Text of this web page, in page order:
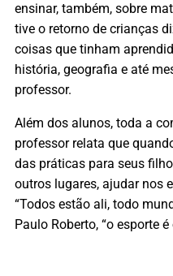
ensinar, também, sobre
tive o retorno de crianças
coisas que tinham
história, geografia e até
professor.
Além dos alunos, toda a
professor relata que
das práticas para seus
outros lugares, ajudar nos
“Todos estão ali, todo
Paulo Roberto, “o esporte